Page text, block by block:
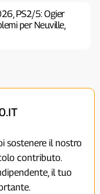
PS2/5: Ogier
per Neuville,
sostenere il nostro
contributo.
il tuo